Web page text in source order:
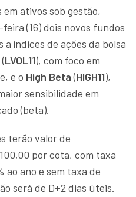
em ativos sob gestão,
(16) dois novos fundos
índices de ações da bolsa
(LVOL11), com foco em
e o High Beta(HIGH11),
sensibilidade em
(beta).
terão valor de
por cota, com taxa
ao ano e sem taxa de
será de D+2 dias úteis.